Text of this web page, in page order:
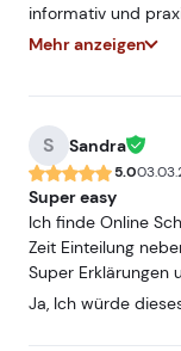
informativ und
Vorkenntnisse die
wenn man sich
freie Zeit hat, dann
machbar. Um
sammeln, würde
vor Ort
mich (ohne
ausreichend. Ich
die Praxis.
Mehr anzeigen
S Sandra
5.0
Super easy
Ich finde Online
Zeit Einteilung
Super Erklärungen
Ja, Ich würde